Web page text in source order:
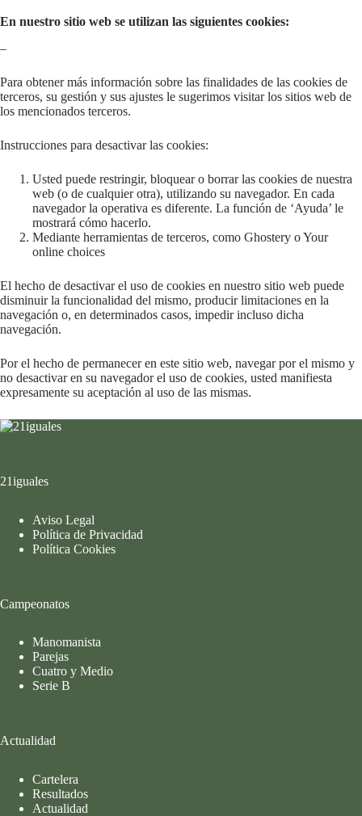
En nuestro sitio web se utilizan las siguientes cookies:
–
Para obtener más información sobre las finalidades de las cookies de
terceros, su gestión y sus ajustes le sugerimos visitar los sitios web de
los mencionados terceros.
Instrucciones para desactivar las cookies:
Usted puede restringir, bloquear o borrar las cookies de nuestra
web (o de cualquier otra), utilizando su navegador. En cada
navegador la operativa es diferente. La función de ‘Ayuda’ le
mostrará cómo hacerlo.
Mediante herramientas de terceros, como Ghostery o Your
online choices
El hecho de desactivar el uso de cookies en nuestro sitio web puede
disminuir la funcionalidad del mismo, producir limitaciones en la
navegación o, en determinados casos, impedir incluso dicha
navegación.
Por el hecho de permanecer en este sitio web, navegar por el mismo y
no desactivar en su navegador el uso de cookies, usted manifiesta
expresamente su aceptación al uso de las mismas.
21iguales
Aviso Legal
Política de Privacidad
Política Cookies
Campeonatos
Manomanista
Parejas
Cuatro y Medio
Serie B
Actualidad
Cartelera
Resultados
Actualidad